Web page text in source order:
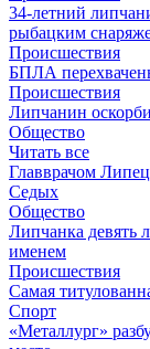
34-летний
рыбацким
Происшествия
БПЛА
Происшествия
Липчанин
Общество
Читать все
Главврачом
Седых
Общество
Липчанка девять
именем
Происшествия
Самая
Спорт
«Металлург»